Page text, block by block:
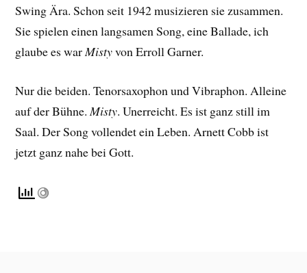
Swing Ära. Schon seit 1942 musizieren sie zusammen.
Sie spielen einen langsamen Song, eine Ballade, ich
glaube es warMistyvon Erroll Garner.
Nur die beiden. Tenorsaxophon und Vibraphon. Alleine
auf der Bühne. Misty. Unerreicht. Es ist ganz still im
Saal. Der Song vollendet ein Leben. Arnett Cobb ist
jetzt ganz nahe bei Gott.